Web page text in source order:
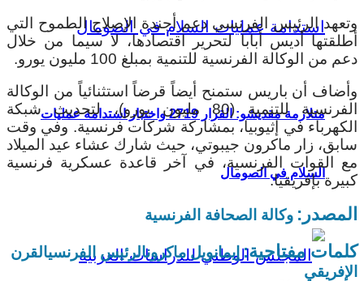
متلازمة مقديشو: القرار 2719 واختبار استدامة عمليات
السلام في الصومال
وتعهد الرئيس الفرنسي دعم أجندة الإصلاح الطموح التي
أطلقتها أديس أبابا لتحرير اقتصادها، لا سيما من خلال
دعم من الوكالة الفرنسية للتنمية بمبلغ 100 مليون يورو.
وأضاف أن باريس ستمنح أيضاً قرضاً استثنائياً من الوكالة
الفرنسية للتنمية (80 مليون يورو)، لتحديث شبكة
الكهرباء في إثيوبيا، بمشاركة شركات فرنسية. وفي وقت
سابق، زار ماكرون جيبوتي، حيث شارك عشاء عيد الميلاد
مع القوات الفرنسية، في آخر قاعدة عسكرية فرنسية
كبيرة بإفريقيا.
المصدر: وكالة الصحافة الفرنسية
كلمات مفتاحية: إيمانويل ماكرونالرئيس الفرنسيالقرن
الإفريقي